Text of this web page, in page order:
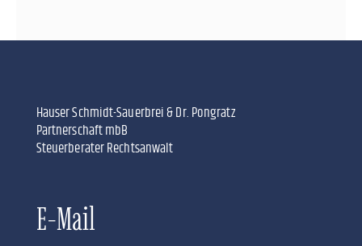
Hauser Schmidt-Sauerbrei & Dr. Pongratz
Partnerschaft mbB
Steuerberater Rechtsanwalt
E-Mail